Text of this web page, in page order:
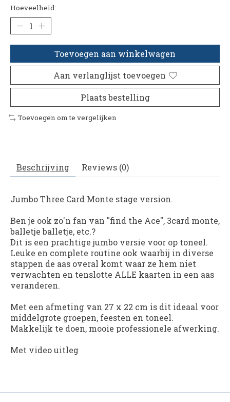
Hoeveelheid:
Toevoegen aan winkelwagen
Aan verlanglijst toevoegen
Plaats bestelling
Toevoegen om te vergelijken
Beschrijving Reviews (0)
Jumbo Three Card Monte stage version.
Ben je ook zo'n fan van "find the Ace", 3card monte,
balletje balletje, etc.?
Dit is een prachtige jumbo versie voor op toneel.
Leuke en complete routine ook waarbij in diverse
stappen de aas overal komt waar ze hem niet
verwachten en tenslotte ALLE kaarten in een aas
veranderen.
Met een afmeting van 27 x 22 cm is dit ideaal voor
middelgrote groepen, feesten en toneel.
Makkelijk te doen, mooie professionele afwerking.
Met video uitleg